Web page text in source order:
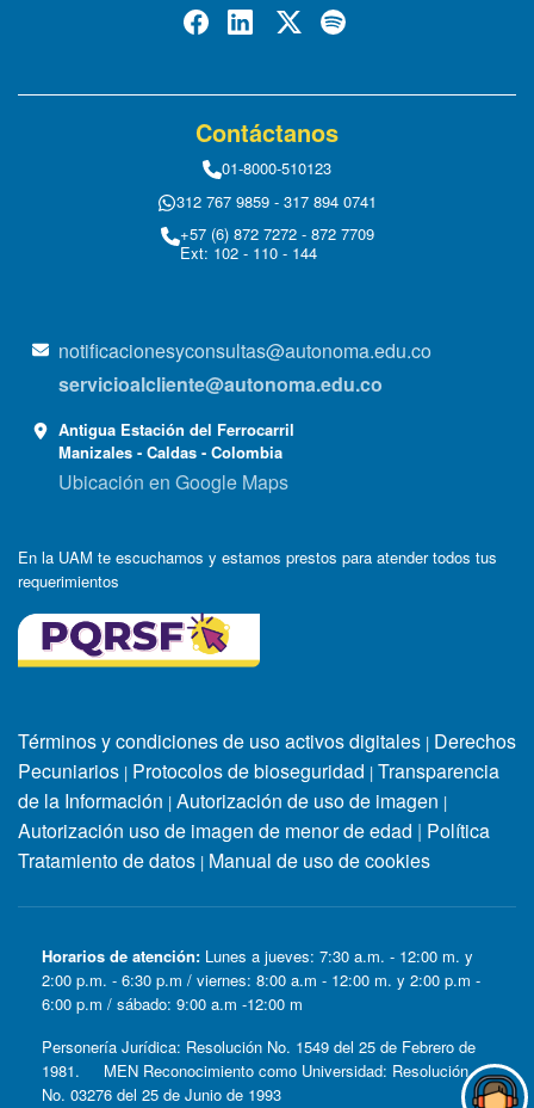
Contáctanos
01-8000-510123
312 767 9859 - 317 894 0741
+57 (6) 872 7272 - 872 7709
Ext: 102 - 110 - 144
notificacionesyconsultas@autonoma.edu.co
servicioalcliente@autonoma.edu.co
Antigua Estación del Ferrocarril
Manizales - Caldas - Colombia
Ubicación en Google Maps
En la UAM te escuchamos y estamos prestos para atender todos tus
requerimientos
Términos y condiciones de uso activos digitales | Derechos
Pecuniarios | Protocolos de bioseguridad | Transparencia
de la Información | Autorización de uso de imagen |
Autorización uso de imagen de menor de edad | Política
Tratamiento de datos | Manual de uso de cookies
Horarios de atención: Lunes a jueves: 7:30 a.m. - 12:00 m. y
2:00 p.m. - 6:30 p.m / viernes: 8:00 a.m - 12:00 m. y 2:00 p.m -
6:00 p.m / sábado: 9:00 a.m -12:00 m
Personería Jurídica: Resolución No. 1549 del 25 de Febrero de
1981. MEN Reconocimiento como Universidad: Resolución
No. 03276 del 25 de Junio de 1993